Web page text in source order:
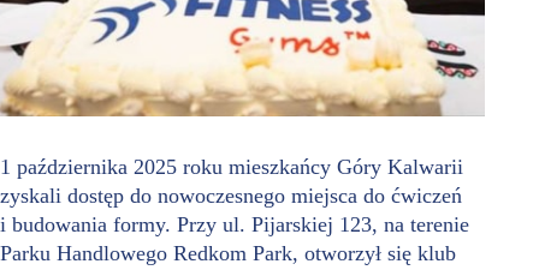
1 października 2025 roku mieszkańcy Góry Kalwarii
zyskali dostęp do nowoczesnego miejsca do ćwiczeń
i budowania formy. Przy ul. Pijarskiej 123, na terenie
Parku Handlowego Redkom Park, otworzył się klub